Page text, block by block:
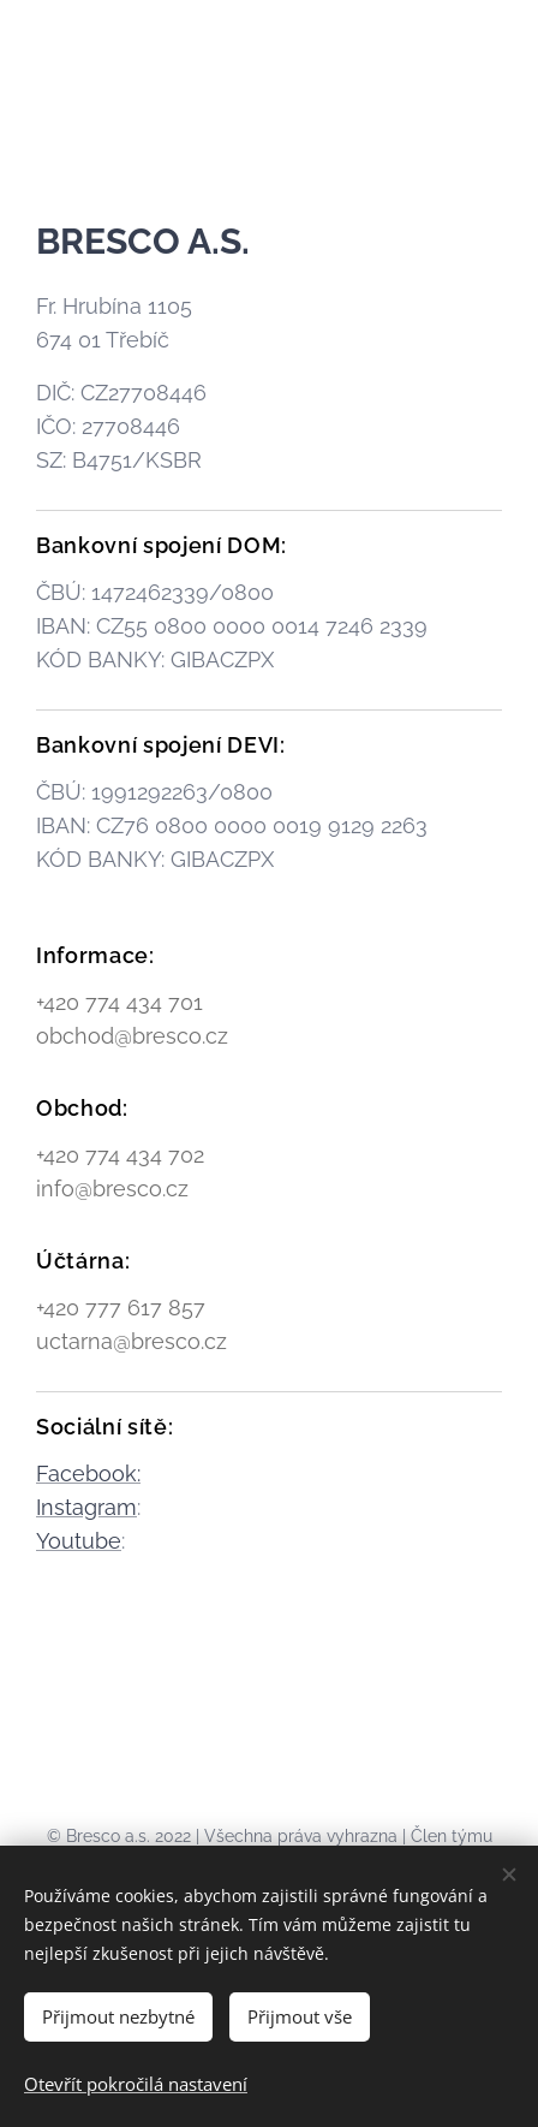
BRESCO A.S.
Fr. Hrubína 1105
674 01 Třebíč
DIČ: CZ27708446
IČO: 27708446
SZ: B4751/KSBR
Bankovní spojení DOM:
ČBÚ: 1472462339/0800
IBAN: CZ55 0800 0000 0014 7246 2339
KÓD BANKY: GIBACZPX
Bankovní spojení DEVI:
ČBÚ: 1991292263/0800
IBAN: CZ76 0800 0000 0019 9129 2263
KÓD BANKY: GIBACZPX
Informace:
+420 774 434 701
obchod@bresco.cz
Obchod:
+420 774 434 702
info@bresco.cz
Účtárna:
+420 777 617 857
uctarna@bresco.cz
Sociální sítě:
Facebook:
Instagram:
Youtube:
© Bresco a.s. 2022 | Všechna práva vyhrazna | Člen týmu
Vodohospodářské celky•Ochrana osobních údajů •Ochrana
oznamovatelů protiprávního a neetického jednání
•
obchodní podmínky •
Cookies
Jazyky
Používáme cookies, abychom zajistili správné fungování a
bezpečnost našich stránek. Tím vám můžeme zajistit tu
nejlepší zkušenost při jejich návštěvě.
Přijmout nezbytné Přijmout vše
Otevřít pokročilá nastavení